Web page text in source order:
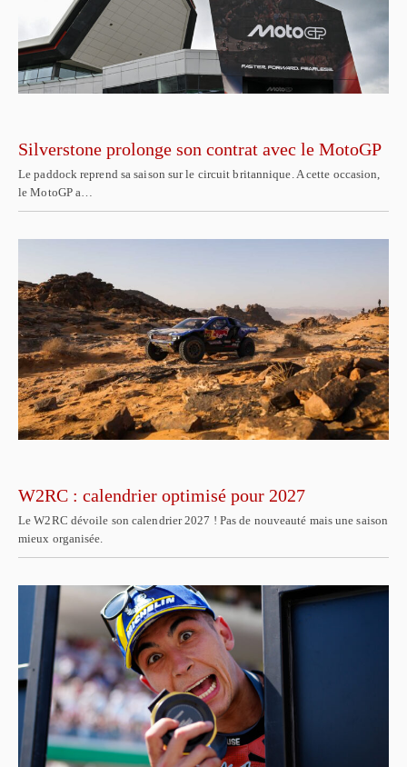
Silverstone prolonge son contrat avec le MotoGP
Le paddock reprend sa saison sur le circuit britannique. A cette occasion,
le MotoGP a…
W2RC : calendrier optimisé pour 2027
Le W2RC dévoile son calendrier 2027 ! Pas de nouveauté mais une saison
mieux organisée.